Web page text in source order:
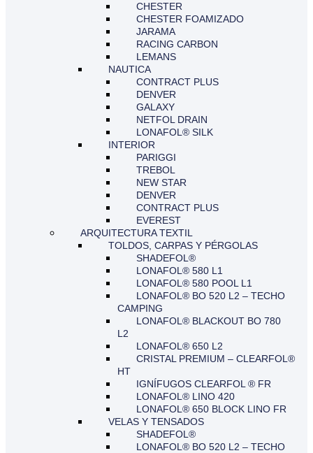
CHESTER
CHESTER FOAMIZADO
JARAMA
RACING CARBON
LEMANS
NAUTICA
CONTRACT PLUS
DENVER
GALAXY
NETFOL DRAIN
LONAFOL® SILK
INTERIOR
PARIGGI
TREBOL
NEW STAR
DENVER
CONTRACT PLUS
EVEREST
ARQUITECTURA TEXTIL
TOLDOS, CARPAS Y PÉRGOLAS
SHADEFOL®
LONAFOL® 580 L1
LONAFOL® 580 POOL L1
LONAFOL® BO 520 L2 – TECHO
CAMPING
LONAFOL® BLACKOUT BO 780
L2
LONAFOL® 650 L2
CRISTAL PREMIUM – CLEARFOL®
HT
IGNÍFUGOS CLEARFOL ® FR
LONAFOL® LINO 420
LONAFOL® 650 BLOCK LINO FR
VELAS Y TENSADOS
SHADEFOL®
LONAFOL® BO 520 L2 – TECHO